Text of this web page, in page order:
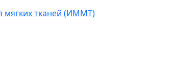
мягких тканей (ИММТ)